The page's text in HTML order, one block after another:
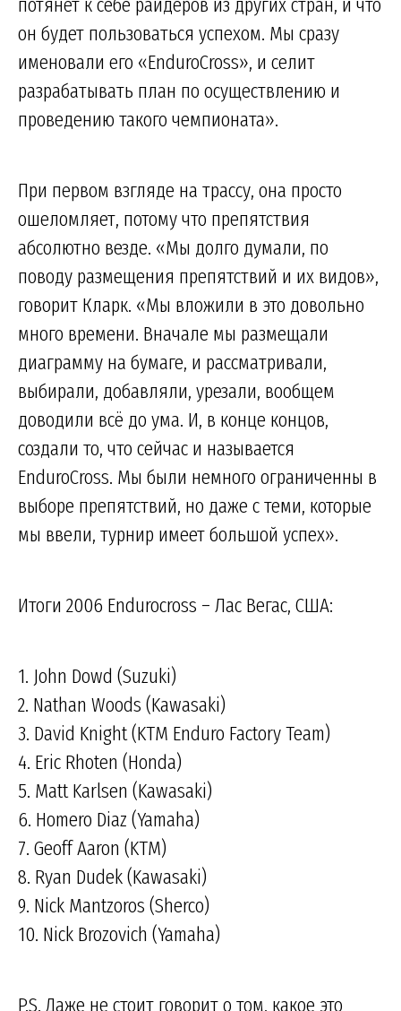
он будет пользоваться успехом. Мы сразу
именовали его «EnduroCross», и селит
разрабатывать план по осуществлению и
проведению такого чемпионата».
При первом взгляде на трассу, она просто
ошеломляет, потому что препятствия
абсолютно везде. «Мы долго думали, по
поводу размещения препятствий и их видов»,
говорит Кларк. «Мы вложили в это довольно
много времени. Вначале мы размещали
диаграмму на бумаге, и рассматривали,
выбирали, добавляли, урезали, вообщем
доводили всё до ума. И, в конце концов,
создали то, что сейчас и называется
EnduroCross. Мы были немного ограниченны в
выборе препятствий, но даже с теми, которые
мы ввели, турнир имеет большой успех».
Итоги 2006 Endurocross – Лас Вегас, США:
1. John Dowd (Suzuki)
2. Nathan Woods (Kawasaki)
3. David Knight (KTM Enduro Factory Team)
4. Eric Rhoten (Honda)
5. Matt Karlsen (Kawasaki)
6. Homero Diaz (Yamaha)
7. Geoff Aaron (KTM)
8. Ryan Dudek (Kawasaki)
9. Nick Mantzoros (Sherco)
10. Nick Brozovich (Yamaha)
P.S. Даже не стоит говорит о том, какое это